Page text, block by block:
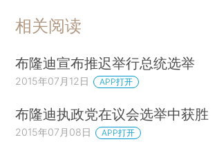
相关阅读
布隆迪宣布推迟举行总统选举
2015年07月12日 APP打开
布隆迪执政党在议会选举中获胜
2015年07月08日 APP打开